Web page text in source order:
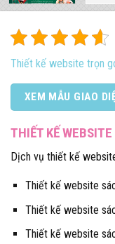
Thiết kế website trọn
XEM MẪU GIAO
THIẾT KẾ
Dịch vụ thiết kế
Thiết kế website
Thiết kế website
Thiết kế website